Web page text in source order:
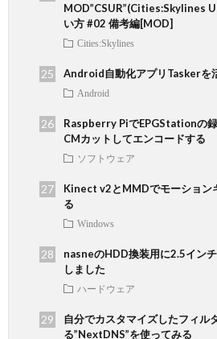
MOD”CSUR”(Cities:Skylines
い方 #02 備考編[MOD]
Cities:Skylines
Android自動化アプリTaskerを
Android
Raspberry PiでEPGStationの
CMカットしてエンコードする
ソフトウェア
Kinect v2とMMDでモーション
る
Windows
nasneのHDD換装用に2.5イン
しました
ハードウェア
自分でカスタマイズしたフィル
る”NextDNS”を使ってみる